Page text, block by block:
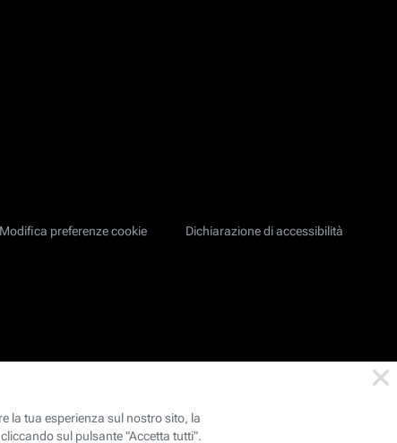
Modifica preferenze cookie Dichiarazione di accessibilità